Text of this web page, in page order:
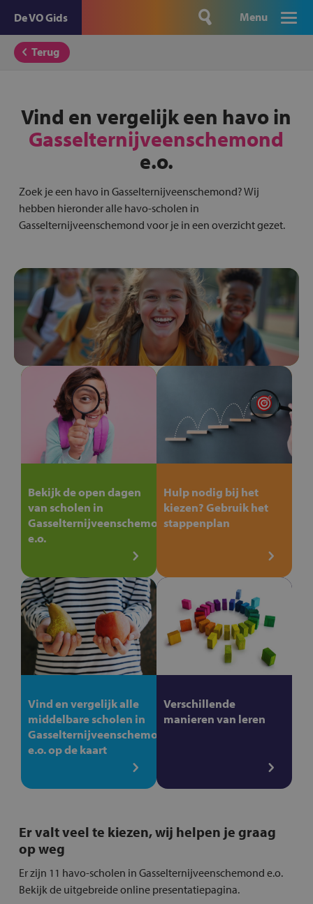
De VO Gids Menu
Terug
Vind en vergelijk een havo in
Gasselternijveenschemond
e.o.
Zoek je een havo in Gasselternijveenschemond? Wij
hebben hieronder alle havo-scholen in
Gasselternijveenschemond voor je in een overzicht gezet.
Bekijk de open dagen
van scholen in
Gasselternijveenschemond
e.o.
Hulp nodig bij het
kiezen? Gebruik het
stappenplan
Vind en vergelijk alle
middelbare scholen in
Gasselternijveenschemond
e.o. op de kaart
Verschillende
manieren van leren
Er valt veel te kiezen, wij helpen je graag
op weg
Er zijn 11 havo-scholen in Gasselternijveenschemond e.o.
Bekijk de uitgebreide online presentatiepagina.